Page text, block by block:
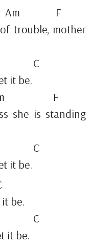
F
trouble, mother
C
it be.
F
she is standing
C
it be.
be.
C
it be.